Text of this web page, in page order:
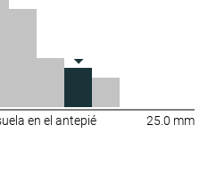
en el antepié 25.0 mm